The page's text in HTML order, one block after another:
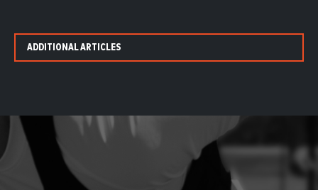
ADDITIONAL ARTICLES